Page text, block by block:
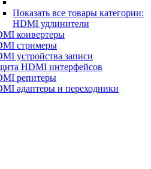
Показать все товары категории:
HDMI удлинители
конвертеры
стримеры
устройства записи
HDMI интерфейсов
репитеры
адаптеры и переходники